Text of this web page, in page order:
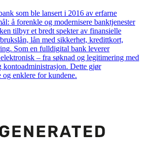
som ble lansert i 2016 av erfarne
å forenkle og modernisere banktjenester
tilbyr et bredt spekter av finansielle
lån med sikkerhet, kredittkort,
Som en fulldigital bank leverer
– fra søknad og legitimering med
Dette gjør
og enklere for kundene.